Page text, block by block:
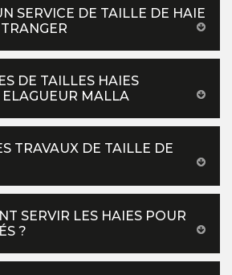
SERVICE DE TAILLE DE HAIE
DE TAILLES HAIES
ELAGUEUR MALLA
TRAVAUX DE TAILLE DE
SERVIR LES HAIES POUR
?